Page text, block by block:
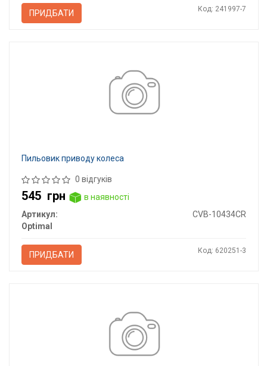
ПРИДБАТИ Код: 241997-7
Пильовик приводу колеса
0 відгуків
545 грн
в наявності
Артикул:
CVB-10434CR
Optimal
ПРИДБАТИ Код: 620251-3